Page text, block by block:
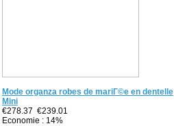
Mode organza robes de mariГ©e en dentelle
Mini
€278.37 €239.01
Economie : 14%